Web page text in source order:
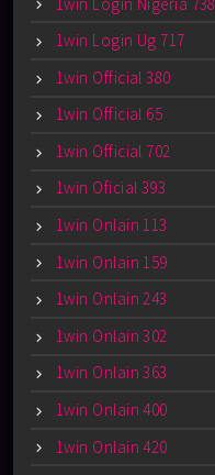
1win Login Ug 717
1win Official 380
1win Official 65
1win Official 702
1win Oficial 393
1win Onlain 113
1win Onlain 159
1win Onlain 243
1win Onlain 302
1win Onlain 363
1win Onlain 400
1win Onlain 420